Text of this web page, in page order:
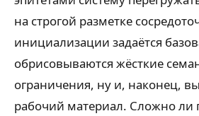
на строгой разметке
инициализации задаётся
обрисовываются жёсткие
ограничения, ну и, наконец,
рабочий материал. Сложно ли